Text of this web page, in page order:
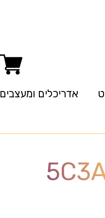
אדריכלים ומעצבים